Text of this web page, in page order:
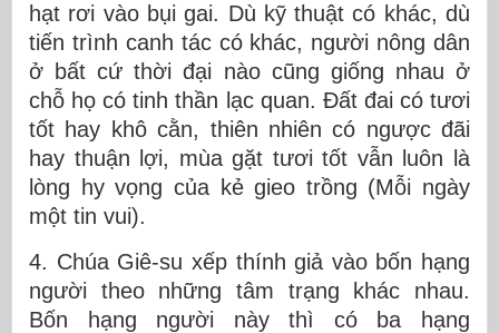
hạt rơi vào bụi gai. Dù kỹ thuật có khác, dù
tiến trình canh tác có khác, người nông dân
ở bất cứ thời đại nào cũng giống nhau ở
chỗ họ có tinh thần lạc quan. Đất đai có tươi
tốt hay khô cằn, thiên nhiên có ngược đãi
hay thuận lợi, mùa gặt tươi tốt vẫn luôn là
lòng hy vọng của kẻ gieo trồng (Mỗi ngày
một tin vui).
4. Chúa Giê-su xếp thính giả vào bốn hạng
người theo những tâm trạng khác nhau.
Bốn hạng người này thì có ba hạng